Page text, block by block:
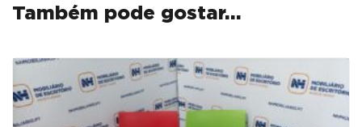
RATTAN
CINZA
Também pode gostar…